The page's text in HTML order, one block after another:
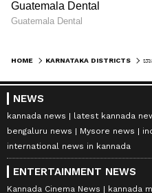
HOME KARNATAKA DISTRICTS
NEWS
kannada news latest kannada
bengaluru news
Mysore news
international news in kannada
ENTERTAINMENT NEWS
Kannada Cinema News kannada